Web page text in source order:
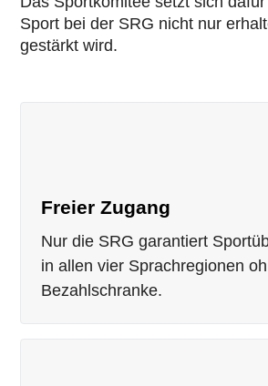
Sport bei der SRG nicht nur
gestärkt wird.
Freier Zugang
Nur die SRG garantiert
in allen vier Sprachregionen
Bezahlschranke.